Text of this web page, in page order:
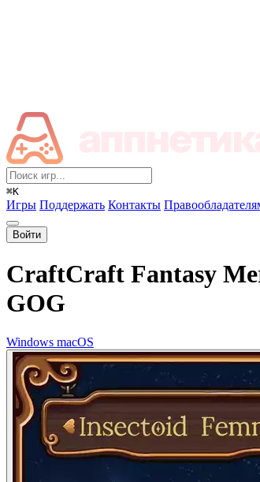
⌘K
Игры Поддержать Контакты
Войти
CraftCraft Fantasy
GOG
Windows macOS